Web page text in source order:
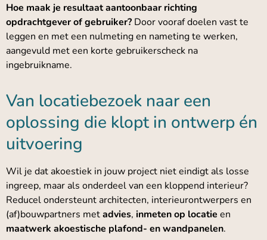
Hoe maak je resultaat aantoonbaar richting
opdrachtgever of gebruiker? Door vooraf doelen vast te
leggen en met een nulmeting en nameting te werken,
aangevuld met een korte gebruikerscheck na
ingebruikname.
Van locatiebezoek naar een
oplossing die klopt in ontwerp én
uitvoering
Wil je dat akoestiek in jouw project niet eindigt als losse
ingreep, maar als onderdeel van een kloppend interieur?
Reducel ondersteunt architecten, interieurontwerpers en
(af)bouwpartners metadvies, inmeten op locatie en
maatwerk akoestische plafond- en wandpanelen.